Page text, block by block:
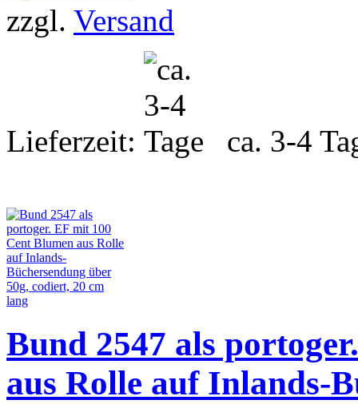
zzgl. Versand
Lieferzeit: ca. 3-4
Bund 2547 als
aus Rolle auf Inlands-